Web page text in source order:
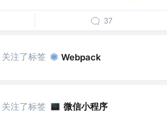
37
关注了标签 Webpack
关注了标签 微信小程序